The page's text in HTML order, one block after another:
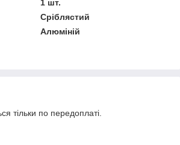
1 шт.
Сріблястий
Алюміній
тільки по передоплаті.